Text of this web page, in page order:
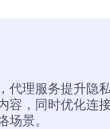
代理服务提升隐
容，同时优化连
景。